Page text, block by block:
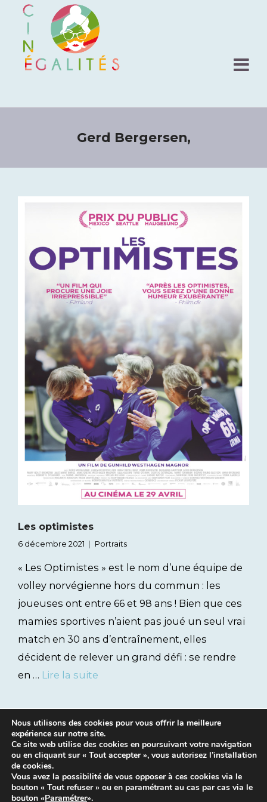
Gerd Bergersen,
Les optimistes
6 décembre 2021 Portraits
« Les Optimistes » est le nom d’une équipe de
volley norvégienne hors du commun : les
joueuses ont entre 66 et 98 ans ! Bien que ces
mamies sportives n’aient pas joué un seul vrai
match en 30 ans d’entraînement, elles
décident de relever un grand défi : se rendre
en … Lire la suite
Mentions légales
Nous utilisons des cookies pour vous offrir la meilleure
expérience sur notre site.
Ce site web utilise des cookies en poursuivant votre navigation
ou en cliquant sur « Tout accepter », vous autorisez l’installation
de cookies.
Vous avez la possibilité de vous opposer à ces cookies via le
bouton « Tout refuser » ou en paramétrant au cas par cas via le
bouton «Paramétrer».